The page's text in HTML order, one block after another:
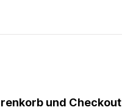
und Checkout